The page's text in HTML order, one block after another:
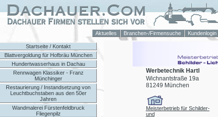
Aktuelles Branchen-/Firmensuche Kundenlogin
Startseite / Kontakt
Blattvergoldung für Hofbräu München
Hundertwasserhaus in Dachau
Rennwagen Klassiker - Franz
Münchinger
Restaurierung / Instandsetzung von
Leuchtbuchstaben aus den 50er
Jahren
Wandmalerei Fürstenfeldbruck
Fliegenpilz
Werbetechnik Hartl
Wichnantstraße 19a
81249 München
Meisterbetrieb für Schilder-
und